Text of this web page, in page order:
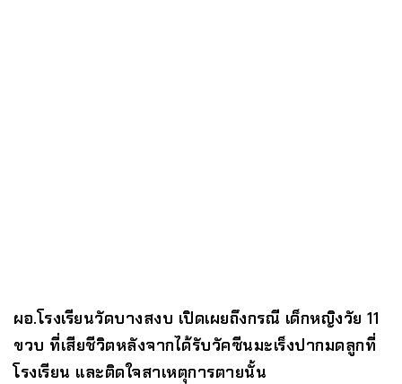
ผอ.โรงเรียนวัดบางสงบ เปิดเผยถึงกรณี เด็กหญิงวัย 11
ขวบ ที่เสียชีวิตหลังจากได้รับวัคซีนมะเร็งปากมดลูกที่
โรงเรียน และติดใจสาเหตุการตายนั้น